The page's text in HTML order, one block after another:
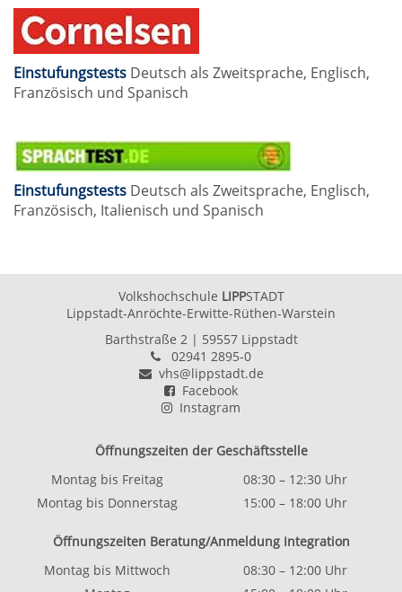
Einstufungstests Deutsch als Zweitsprache, Englisch,
Französisch und Spanisch
Einstufungstests Deutsch als Zweitsprache, Englisch,
Französisch, Italienisch und Spanisch
Volkshochschule LIPPSTADT
Lippstadt-Anröchte-Erwitte-Rüthen-Warstein
Barthstraße 2| 59557 Lippstadt
02941 2895-0
vhs@lippstadt.de
Facebook
Instagram
Öffnungszeiten der Geschäftsstelle
Montag bis Freitag
08:30 – 12:30 Uhr
Montag bis Donnerstag
15:00 – 18:00 Uhr
Öffnungszeiten Beratung/Anmeldung Integration
Montag bis Mittwoch
08:30 – 12:00 Uhr